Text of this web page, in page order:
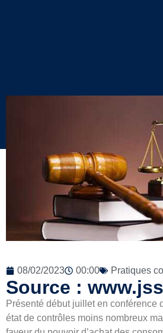
08/02/2023 00:00 Pratiques
Source :
Présenté début juillet en conférence
état de contrôles moins nombreux